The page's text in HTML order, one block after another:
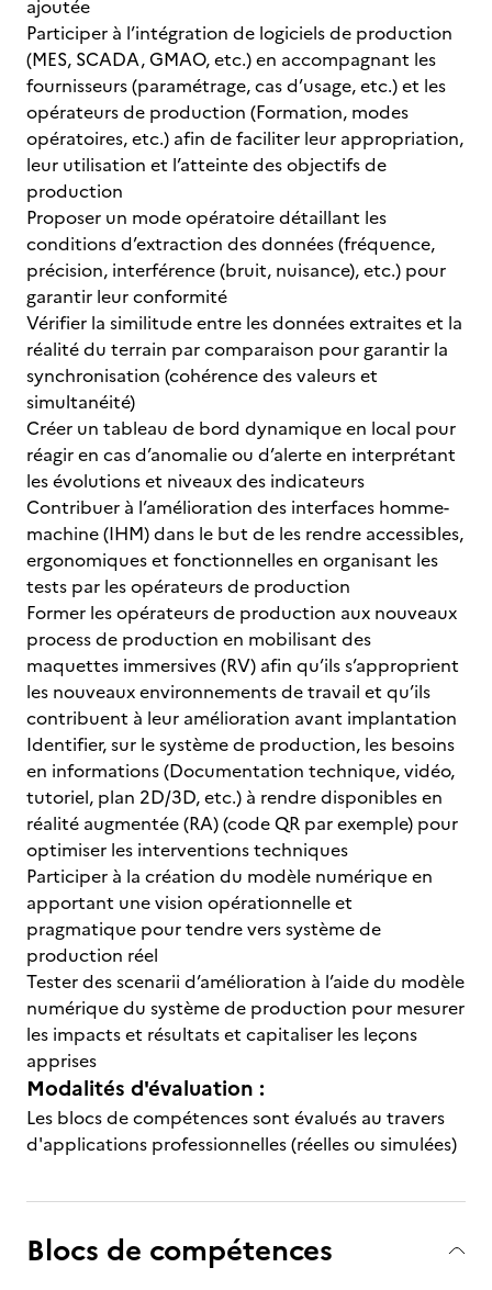
ajoutée
Participer à l’intégration de logiciels de production
(MES, SCADA, GMAO, etc.) en accompagnant les
fournisseurs (paramétrage, cas d’usage, etc.) et les
opérateurs de production (Formation, modes
opératoires, etc.) afin de faciliter leur appropriation,
leur utilisation et l’atteinte des objectifs de
production
Proposer un mode opératoire détaillant les
conditions d’extraction des données (fréquence,
précision, interférence (bruit, nuisance), etc.) pour
garantir leur conformité
Vérifier la similitude entre les données extraites et la
réalité du terrain par comparaison pour garantir la
synchronisation (cohérence des valeurs et
simultanéité)
Créer un tableau de bord dynamique en local pour
réagir en cas d’anomalie ou d’alerte en interprétant
les évolutions et niveaux des indicateurs
Contribuer à l’amélioration des interfaces homme-
machine (IHM) dans le but de les rendre accessibles,
ergonomiques et fonctionnelles en organisant les
tests par les opérateurs de production
Former les opérateurs de production aux nouveaux
process de production en mobilisant des
maquettes immersives (RV) afin qu’ils s’approprient
les nouveaux environnements de travail et qu’ils
contribuent à leur amélioration avant implantation
Identifier, sur le système de production, les besoins
en informations (Documentation technique, vidéo,
tutoriel, plan 2D/3D, etc.) à rendre disponibles en
réalité augmentée (RA) (code QR par exemple) pour
optimiser les interventions techniques
Participer à la création du modèle numérique en
apportant une vision opérationnelle et
pragmatique pour tendre vers système de
production réel
Tester des scenarii d’amélioration à l’aide du modèle
numérique du système de production pour mesurer
les impacts et résultats et capitaliser les leçons
apprises
Modalités d'évaluation :
Les blocs de compétences sont évalués au travers
d'applications professionnelles (réelles ou simulées)
Blocs de compétences